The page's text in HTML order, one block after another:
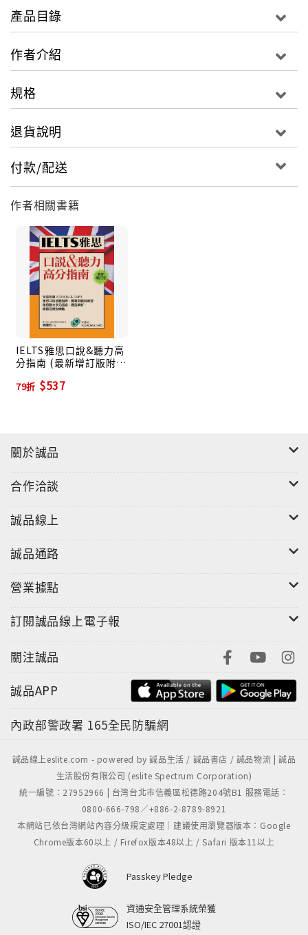
題」方式編排，而非按照字母排列方式。全書分成40個
主題，藉此提供字彙使用的上下文。
兩級，讀者可藉此循序漸進提升詞彙能力。
「例句」，由「聽句子」奠定聽力基礎，並隨時加強聽
◎每一個主題字均附有音標、詞性、字義、例句與例句
翻譯；豐富的同義字、反義字及相關字，更能積極幫助
讀者擴大字彙量。
產品目錄
作者介紹
規格
退貨說明
付款/配送
作者相關書籍
IELTS雅思口說&聽力高
分指南 (最新增訂版附
79折 $537
關於誠品
合作洽談
誠品線上
誠品通路
營業據點
訂閱誠品線上電子報
關注誠品
誠品APP
內政部警政署 165全民防騙網
誠品線上eslite.com - powered by 誠品生活 / 誠品書店 / 誠品物流 | 誠品
生活股份有限公司 (eslite Spectrum Corporation)
統一編號：27952966 | 台灣台北市信義區松德路204號B1 服務電話：
0800-666-798／+886-2-8789-8921
本網站已依台灣網站內容分級規定處理｜建議使用瀏覽器版本：Google
Chrome版本60以上 / Firefox版本48以上 / Safari 版本11以上
Passkey Pledge
資通安全管理系統榮獲
ISO/IEC 27001認證